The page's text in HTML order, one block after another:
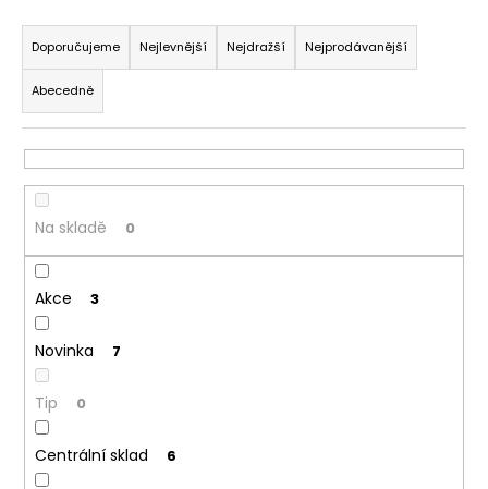
Ř
a
z
e
n
í
p
o
d
u
k
ů
Doporučujeme Nejlevnější Nejdražší Nejprodávanější
Abecedně
Na skladě 0
Akce 3
Novinka 7
Tip 0
Centrální sklad 6
?
HLEDAT
o
p
o
u